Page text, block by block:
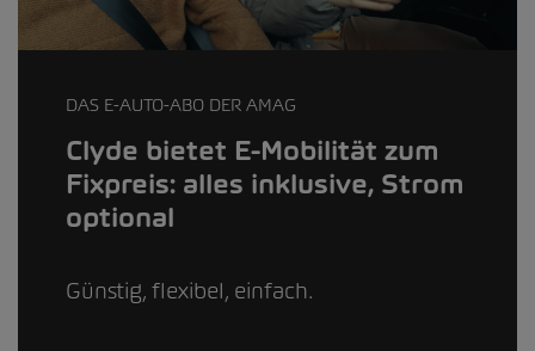
DAS E-AUTO-ABO DER AMAG
Clyde bietet E-Mobilität zum
Fixpreis: alles inklusive, Strom
optional
Günstig, flexibel, einfach.